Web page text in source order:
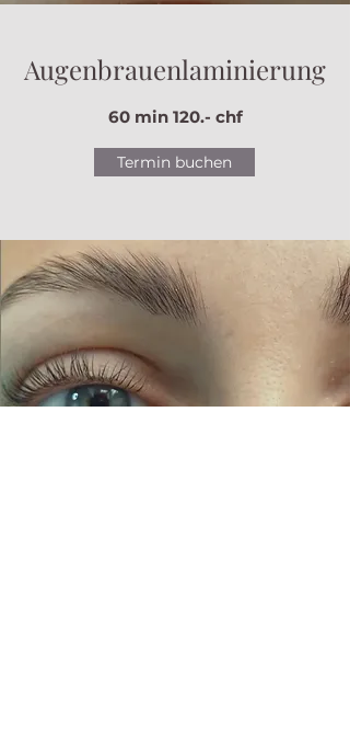
Augenbrauenlaminierung
60 min 120.- chf
Termin buchen